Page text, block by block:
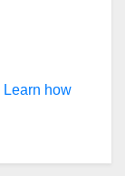
Learn how